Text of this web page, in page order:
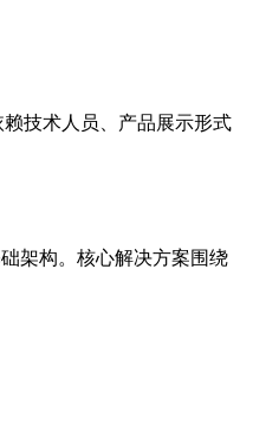
技术人员、产品展示形式
架构。核心解决方案围绕